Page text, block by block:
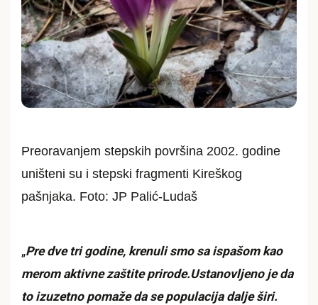
Preoravanjem stepskih površina 2002. godine
uništeni su i stepski fragmenti Kireškog
pašnjaka. Foto: JP Palić-Ludaš
„Pre dve tri godine, krenuli smo sa ispašom kao
merom aktivne zaštite prirode.Ustanovljeno je da
to izuzetno pomaže da se populacija dalje širi.